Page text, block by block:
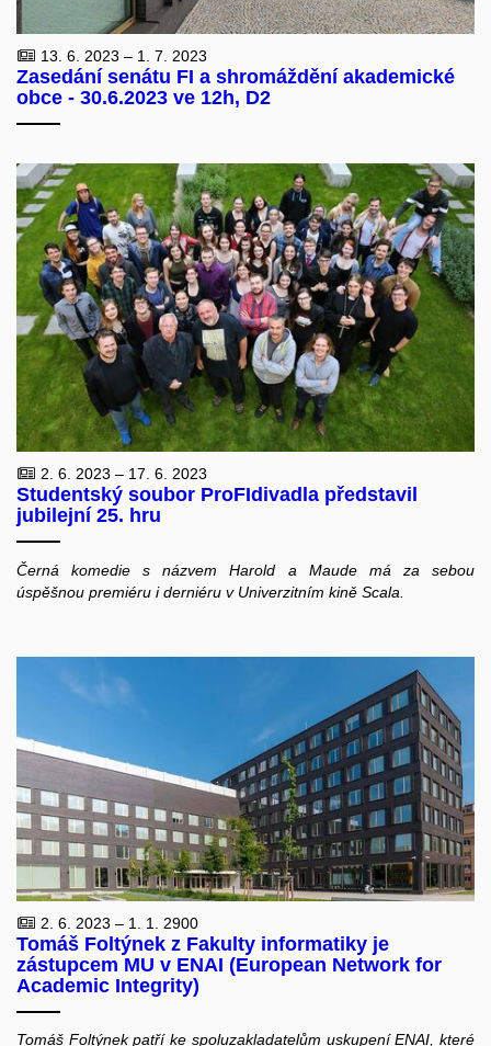
13. 6. 2023 – 1. 7. 2023
Zasedání senátu FI a shromáždění akademické
obce - 30.6.2023 ve 12h, D2
2. 6. 2023 – 17. 6. 2023
Studentský soubor ProFIdivadla představil
jubilejní 25. hru
Černá komedie s názvem Harold a Maude má za sebou
úspěšnou premiéru i derniéru v Univerzitním kině Scala.
2. 6. 2023 – 1. 1. 2900
Tomáš Foltýnek z Fakulty informatiky je
zástupcem MU v ENAI (European Network for
Academic Integrity)
Tomáš Foltýnek patří ke spoluzakladatelům uskupení ENAI, které